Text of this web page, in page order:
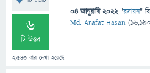
6
টি উত্তর
2,543 বার দেখা হয়েছে
04 জানুয়ারি 2022 "রসায়ন"
Md. Arafat Hasan (16,190